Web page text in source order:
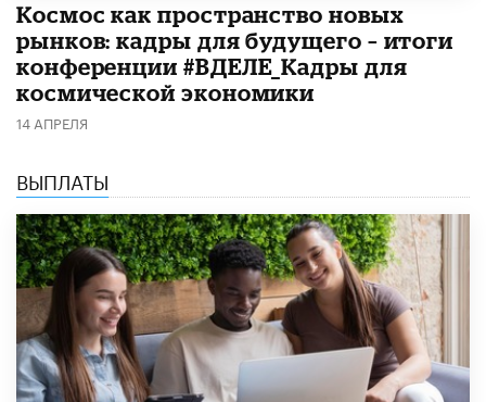
Космос как пространство новых
рынков: кадры для будущего – итоги
конференции #ВДЕЛЕ_Кадры для
космической экономики
14 АПРЕЛЯ
ВЫПЛАТЫ